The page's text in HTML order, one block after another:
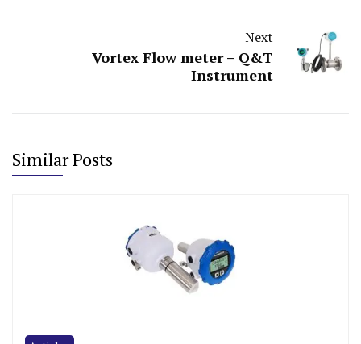
Next
Vortex Flow meter – Q&T
Instrument
Similar Posts